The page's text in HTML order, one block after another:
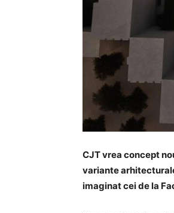
CJT vrea concept
variante
imaginat cei de la